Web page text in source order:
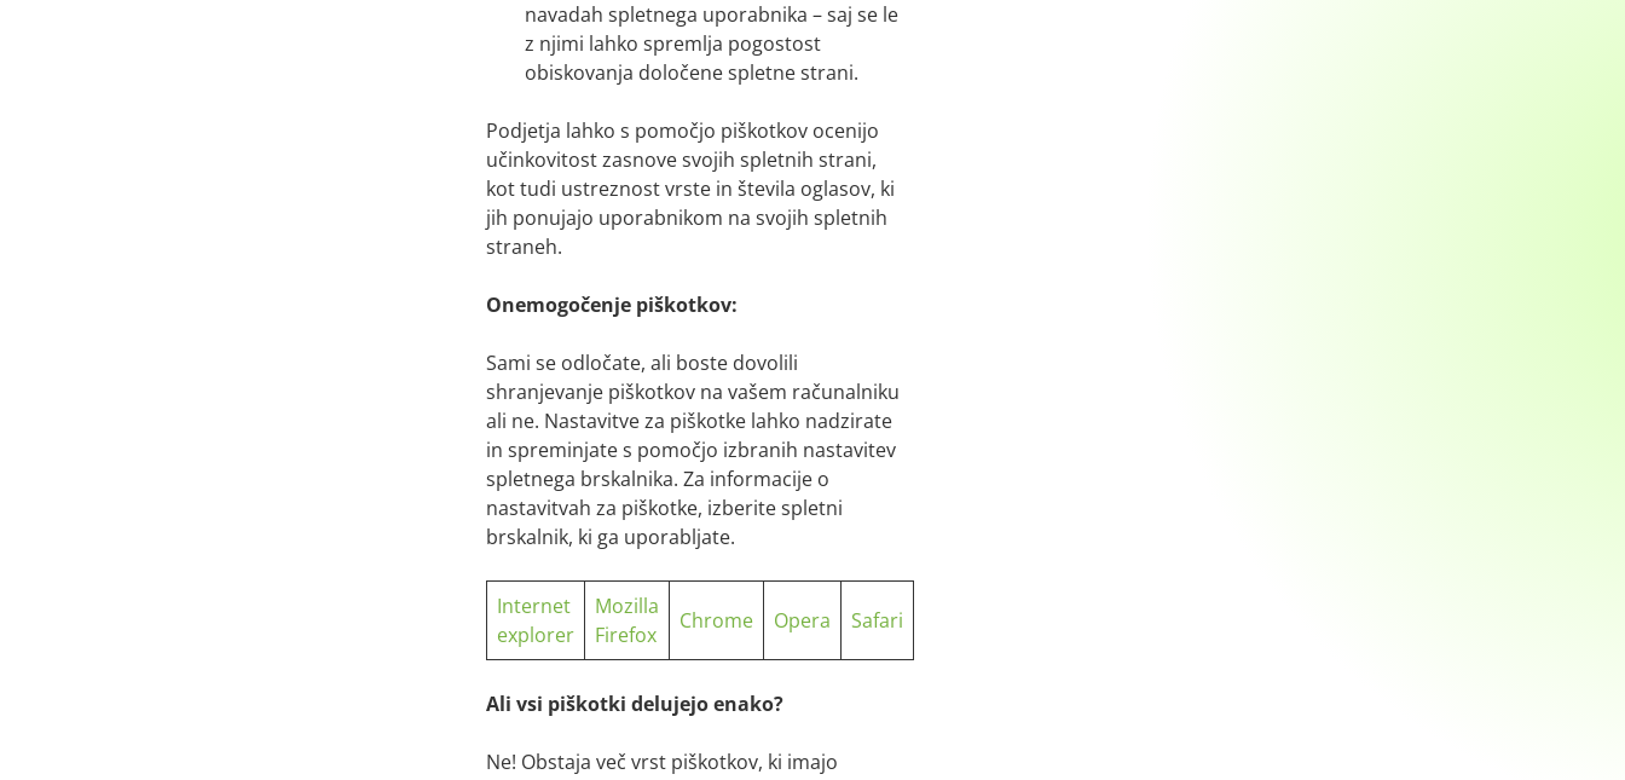
navadah spletnega uporabnika – saj se le
z njimi lahko spremlja pogostost
obiskovanja določene spletne strani.
Podjetja lahko s pomočjo piškotkov ocenijo
učinkovitost zasnove svojih spletnih strani,
kot tudi ustreznost vrste in števila oglasov, ki
jih ponujajo uporabnikom na svojih spletnih
straneh.
Onemogočenje piškotkov:
Sami se odločate, ali boste dovolili
shranjevanje piškotkov na vašem računalniku
ali ne. Nastavitve za piškotke lahko nadzirate
in spreminjate s pomočjo izbranih nastavitev
spletnega brskalnika. Za informacije o
nastavitvah za piškotke, izberite spletni
brskalnik, ki ga uporabljate.
Internet
explorer
Mozilla
Firefox
Chrome Opera Safari
Ali vsi piškotki delujejo enako?
Ne! Obstaja več vrst piškotkov, ki imajo